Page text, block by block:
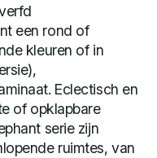
een rond of
kleuren of in
Eclectisch en
of opklapbare
serie zijn
ruimtes, van